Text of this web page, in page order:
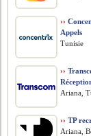
››
Appels
Tunisie
››
Ariana,
›› TP
Ariana,